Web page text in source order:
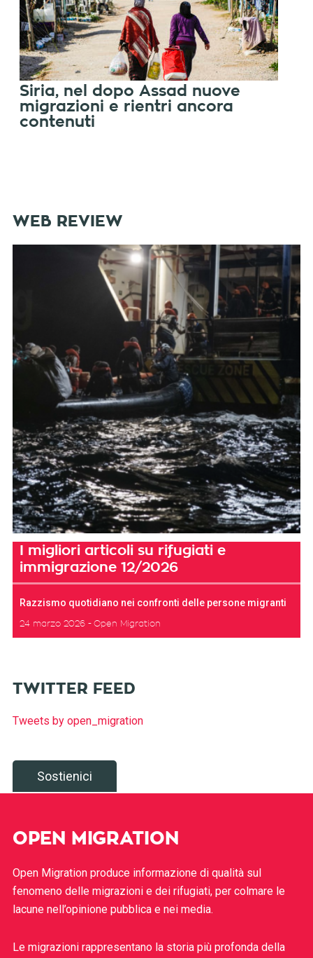
Siria, nel dopo Assad nuove
migrazioni e rientri ancora
contenuti
WEB REVIEW
I migliori articoli su rifugiati e
immigrazione 12/2026
Razzismo quotidiano nei confronti delle persone migranti
24 marzo 2026 Open Migration
TWITTER FEED
Tweets by open_migration
Sostienici
OPEN MIGRATION
Open Migration produce informazione di qualità sul
fenomeno delle migrazioni e dei rifugiati, per colmare le
lacune nell’opinione pubblica e nei media.
Le migrazioni rappresentano la storia più profonda della